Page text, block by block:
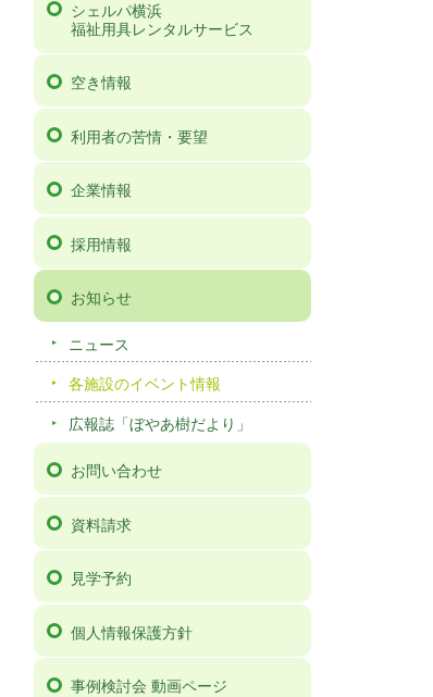
シェルパ横浜
福祉用具レンタルサービス
空き情報
利用者の苦情・要望
企業情報
採用情報
お知らせ
ニュース
各施設のイベント情報
広報誌「ぼやあ樹だより」
お問い合わせ
資料請求
見学予約
個人情報保護方針
事例検討会 動画ページ